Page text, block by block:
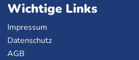
Wichtige Links
Impressum
Datenschutz
AGB